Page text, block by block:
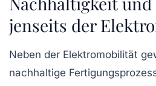
jenseits der
Neben der Elektromobilität
nachhaltige